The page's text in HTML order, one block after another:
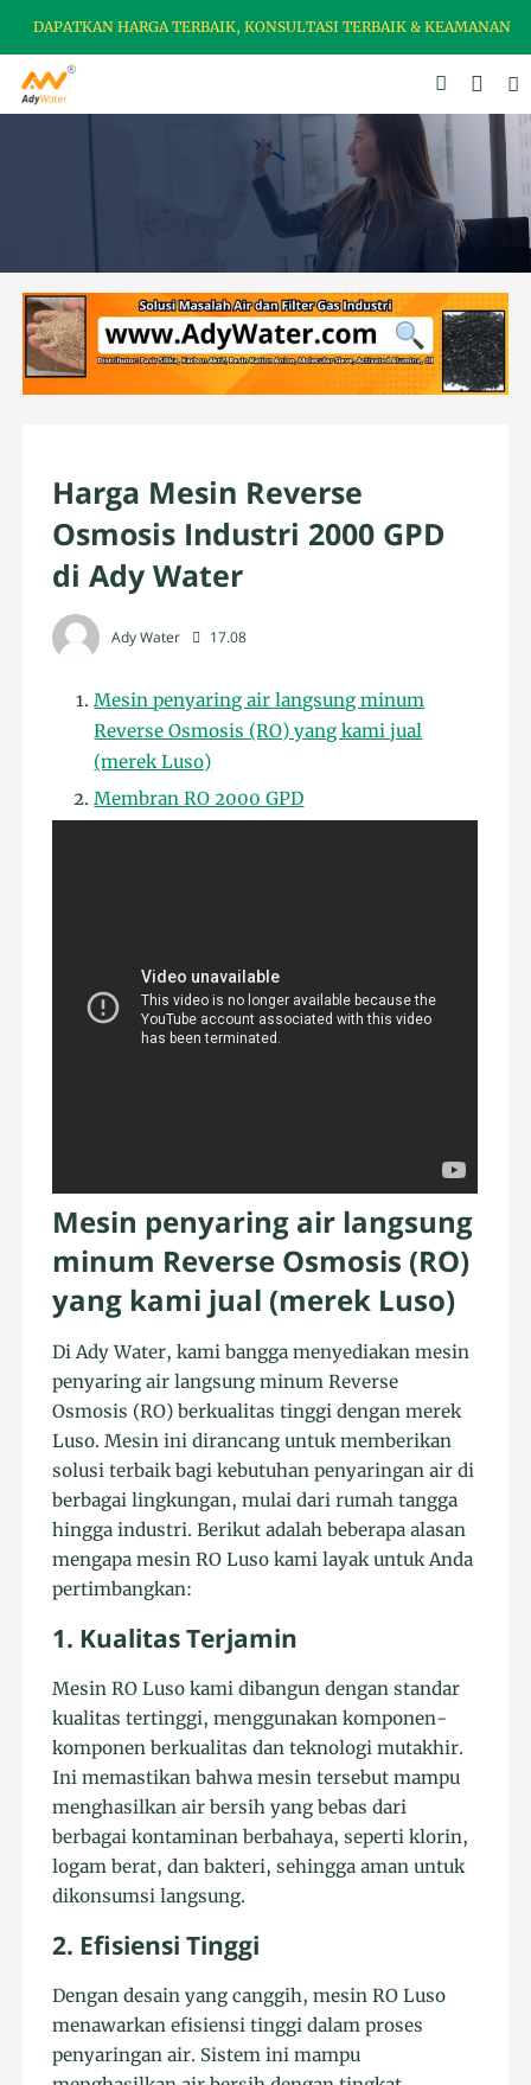
HARGA TERBAIK, KONSULTASI TERBAIK & KEAMANAN
Harga Mesin Reverse
Osmosis Industri 2000 GPD
di Ady Water
Ady Water 17.08
Mesin penyaring air langsung minum
Reverse Osmosis (RO) yang kami jual
(merek Luso)
Membran RO 2000 GPD
Mesin penyaring air langsung
minum Reverse Osmosis (RO)
yang kami jual (merek Luso)
Di Ady Water, kami bangga menyediakan mesin
penyaring air langsung minum Reverse
Osmosis (RO) berkualitas tinggi dengan merek
Luso. Mesin ini dirancang untuk memberikan
solusi terbaik bagi kebutuhan penyaringan air di
berbagai lingkungan, mulai dari rumah tangga
hingga industri. Berikut adalah beberapa alasan
mengapa mesin RO Luso kami layak untuk Anda
pertimbangkan:
1. Kualitas Terjamin
Mesin RO Luso kami dibangun dengan standar
kualitas tertinggi, menggunakan komponen-
komponen berkualitas dan teknologi mutakhir.
Ini memastikan bahwa mesin tersebut mampu
menghasilkan air bersih yang bebas dari
berbagai kontaminan berbahaya, seperti klorin,
logam berat, dan bakteri, sehingga aman untuk
dikonsumsi langsung.
2. Efisiensi Tinggi
Dengan desain yang canggih, mesin RO Luso
menawarkan efisiensi tinggi dalam proses
penyaringan air. Sistem ini mampu